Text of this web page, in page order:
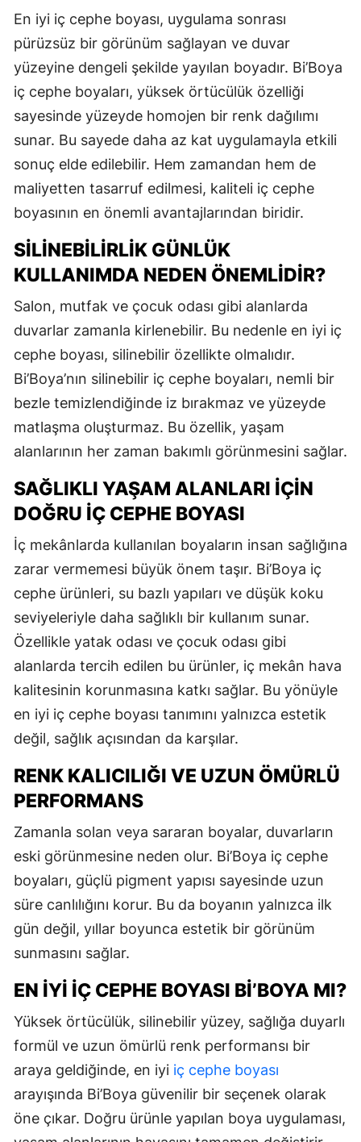
En iyi iç cephe boyası, uygulama sonrası
pürüzsüz bir görünüm sağlayan ve duvar
yüzeyine dengeli şekilde yayılan boyadır. Bi’Boya
iç cephe boyaları, yüksek örtücülük özelliği
sayesinde yüzeyde homojen bir renk dağılımı
sunar. Bu sayede daha az kat uygulamayla etkili
sonuç elde edilebilir. Hem zamandan hem de
maliyetten tasarruf edilmesi, kaliteli iç cephe
boyasının en önemli avantajlarından biridir.
SILINEBILIRLIK GÜNLÜK
KULLANIMDA NEDEN ÖNEMLIDIR?
Salon, mutfak ve çocuk odası gibi alanlarda
duvarlar zamanla kirlenebilir. Bu nedenle en iyi iç
cephe boyası, silinebilir özellikte olmalıdır.
Bi’Boya’nın silinebilir iç cephe boyaları, nemli bir
bezle temizlendiğinde iz bırakmaz ve yüzeyde
matlaşma oluşturmaz. Bu özellik, yaşam
alanlarının her zaman bakımlı görünmesini sağlar.
SAĞLIKLI YAŞAM ALANLARI İÇIN
DOĞRU İÇ CEPHE BOYASI
İç mekânlarda kullanılan boyaların insan sağlığına
zarar vermemesi büyük önem taşır. Bi’Boya iç
cephe ürünleri, su bazlı yapıları ve düşük koku
seviyeleriyle daha sağlıklı bir kullanım sunar.
Özellikle yatak odası ve çocuk odası gibi
alanlarda tercih edilen bu ürünler, iç mekân hava
kalitesinin korunmasına katkı sağlar. Bu yönüyle
en iyi iç cephe boyası tanımını yalnızca estetik
değil, sağlık açısından da karşılar.
RENK KALICILIĞI VE UZUN ÖMÜRLÜ
PERFORMANS
Zamanla solan veya sararan boyalar, duvarların
eski görünmesine neden olur. Bi’Boya iç cephe
boyaları, güçlü pigment yapısı sayesinde uzun
süre canlılığını korur. Bu da boyanın yalnızca ilk
gün değil, yıllar boyunca estetik bir görünüm
sunmasını sağlar.
EN İYI İÇ CEPHE BOYASI BI’BOYA MI?
Yüksek örtücülük, silinebilir yüzey, sağlığa duyarlı
formül ve uzun ömürlü renk performansı bir
araya geldiğinde, en iyi iç cephe boyası
arayışında Bi’Boya güvenilir bir seçenek olarak
öne çıkar. Doğru ürünle yapılan boya uygulaması,